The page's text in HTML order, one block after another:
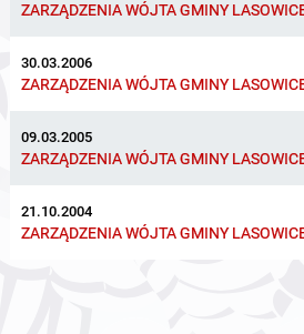
ZARZĄDZENIA WÓJTA GMINY
30.03.2006
ZARZĄDZENIA WÓJTA GMINY
09.03.2005
ZARZĄDZENIA WÓJTA GMINY
21.10.2004
ZARZĄDZENIA WÓJTA GMINY